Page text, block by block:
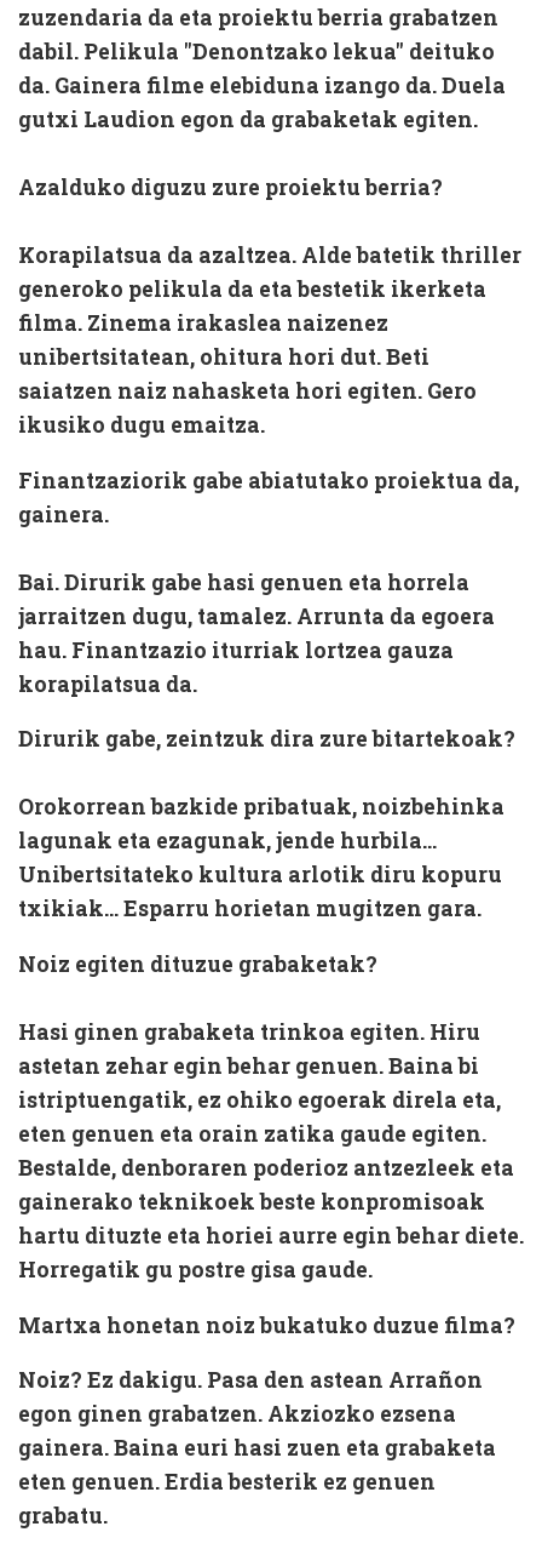
zuzendaria da eta proiektu berria grabatzen
dabil. Pelikula "Denontzako lekua" deituko
da. Gainera filme elebiduna izango da. Duela
gutxi Laudion egon da grabaketak egiten.
Azalduko diguzu zure proiektu berria?
Korapilatsua da azaltzea. Alde batetik thriller
generoko pelikula da eta bestetik ikerketa
filma. Zinema irakaslea naizenez
unibertsitatean, ohitura hori dut. Beti
saiatzen naiz nahasketa hori egiten. Gero
ikusiko dugu emaitza.
Finantzaziorik gabe abiatutako proiektua da,
gainera.
Bai. Dirurik gabe hasi genuen eta horrela
jarraitzen dugu, tamalez. Arrunta da egoera
hau. Finantzazio iturriak lortzea gauza
korapilatsua da.
Dirurik gabe, zeintzuk dira zure bitartekoak?
Orokorrean bazkide pribatuak, noizbehinka
lagunak eta ezagunak, jende hurbila...
Unibertsitateko kultura arlotik diru kopuru
txikiak... Esparru horietan mugitzen gara.
Noiz egiten dituzue grabaketak?
Hasi ginen grabaketa trinkoa egiten. Hiru
astetan zehar egin behar genuen. Baina bi
istriptuengatik, ez ohiko egoerak direla eta,
eten genuen eta orain zatika gaude egiten.
Bestalde, denboraren poderioz antzezleek eta
gainerako teknikoek beste konpromisoak
hartu dituzte eta horiei aurre egin behar diete.
Horregatik gu postre gisa gaude.
Martxa honetan noiz bukatuko duzue filma?
Noiz? Ez dakigu. Pasa den astean Arrañon
egon ginen grabatzen. Akziozko ezsena
gainera. Baina euri hasi zuen eta grabaketa
eten genuen. Erdia besterik ez genuen
grabatu.